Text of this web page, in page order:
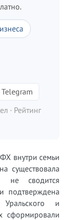
Telegram
· Рейтинг
внутри семьи
существовала
не сводится
подтверждена
и
сформировали